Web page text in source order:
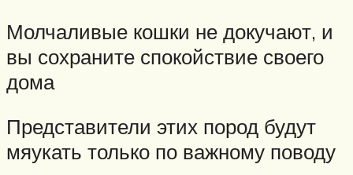
Молчаливые кошки не докучают, и
вы сохраните спокойствие своего
дома
Представители этих пород будут
мяукать только по важному поводу